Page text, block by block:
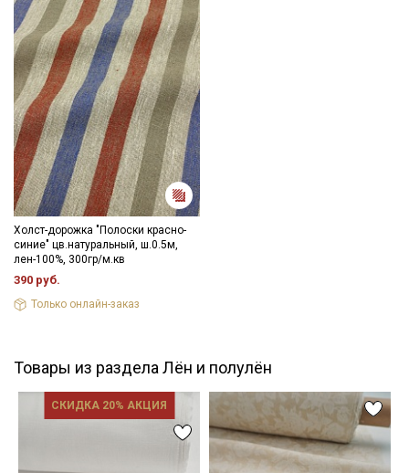
Холст-дорожка "Полоски красно-
синие" цв.натуральный, ш.0.5м,
лен-100%, 300гр/м.кв
390 руб.
Только онлайн-заказ
Товары из раздела Лён и полулён
СКИДКА 20% АКЦИЯ